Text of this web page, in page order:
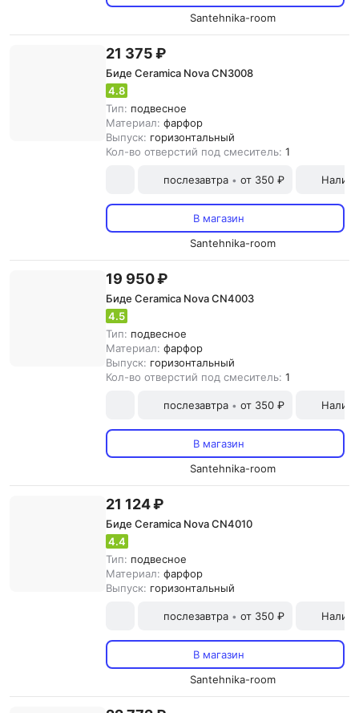
Santehnika-room
21 375 ₽
Биде Ceramica Nova CN3008
4.8
Тип: подвесное
Материал: фарфор
Выпуск: горизонтальный
Кол-во отверстий под смеситель: 1
послезавтра • от 350 ₽
В магазин
Santehnika-room
19 950 ₽
Биде Ceramica Nova CN4003
4.5
Тип: подвесное
Материал: фарфор
Выпуск: горизонтальный
Кол-во отверстий под смеситель: 1
послезавтра • от 350 ₽
В магазин
Santehnika-room
21 124 ₽
Биде Ceramica Nova CN4010
4.4
Тип: подвесное
Материал: фарфор
Выпуск: горизонтальный
послезавтра • от 350 ₽
В магазин
Santehnika-room